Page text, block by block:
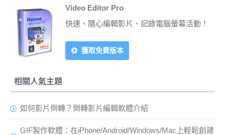
Video Editor Pro
快速、隨心編輯影片、記錄電腦螢幕活動！
獲取免費版本
相關人氣主題
如何影片倒轉？倒轉影片編輯軟體介紹
GIF製作軟體：在iPhone/Android/Windows/Mac上輕鬆創建